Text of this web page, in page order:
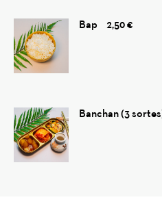
Bap 2,50 €
Banchan (3